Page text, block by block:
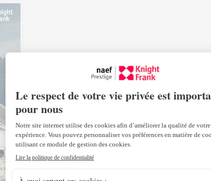
Novembre 16, 2016
Quelles sont les stations les plus
françaises? Découvrez toutes les
acheter votre résidence de ski grâce à
notre partenaire Knight Frank.
Ouvrir magazine